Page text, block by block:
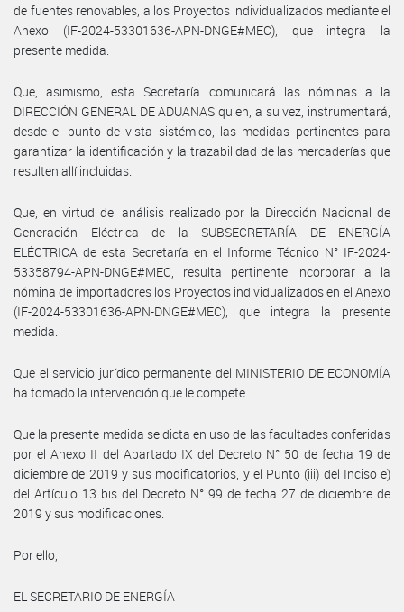
de fuentes renovables, a los Proyectos individualizados mediante el
Anexo (IF-2024-53301636-APN-DNGE#MEC), que integra la
presente medida.
Que, asimismo, esta Secretaría comunicará las nóminas a la
DIRECCIÓN GENERAL DE ADUANAS quien, a su vez, instrumentará,
desde el punto de vista sistémico, las medidas pertinentes para
garantizar la identificación y la trazabilidad de las mercaderías que
resulten allí incluidas.
Que, en virtud del análisis realizado por la Dirección Nacional de
Generación Eléctrica de la SUBSECRETARÍA DE ENERGÍA
ELÉCTRICA de esta Secretaría en el Informe Técnico N° IF-2024-
53358794-APN-DNGE#MEC, resulta pertinente incorporar a la
nómina de importadores los Proyectos individualizados en el Anexo
(IF-2024-53301636-APN-DNGE#MEC), que integra la presente
medida.
Que el servicio jurídico permanente del MINISTERIO DE ECONOMÍA
ha tomado la intervención que le compete.
Que la presente medida se dicta en uso de las facultades conferidas
por el Anexo II del Apartado IX del Decreto N° 50 de fecha 19 de
diciembre de 2019 y sus modificatorios, y el Punto (iii) del Inciso e)
del Artículo 13 bis del Decreto N° 99 de fecha 27 de diciembre de
2019 y sus modificaciones.
Por ello,
EL SECRETARIO DE ENERGÍA